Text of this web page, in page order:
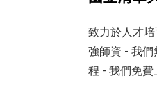
致力於人才
強師資 - 我們
程 - 我們免